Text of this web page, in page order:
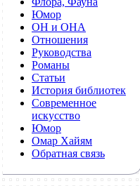
Юмор
ОН и ОНА
Отношения
Руководства
Романы
Статьи
История библиотек
Современное
искусство
Юмор
Омар Хайям
Обратная связь